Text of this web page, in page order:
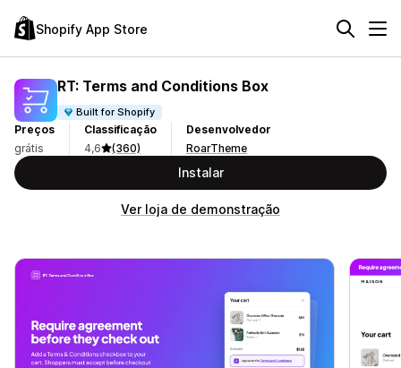
Shopify App Store
RT: Terms and Conditions Box
Built for Shopify
Preços
grátis
Classificação
4,6
(360)
Desenvolvedor
RoarTheme
Instalar
Ver loja de demonstração